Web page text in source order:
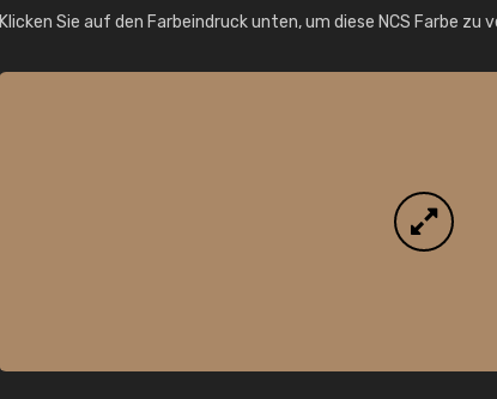
Klicken Sie auf den Farbeindruck unten, um diese NCS Farbe zu